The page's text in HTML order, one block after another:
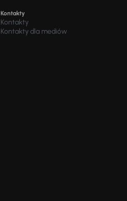
Kontakty
Kontakty
Kontakty dla mediów